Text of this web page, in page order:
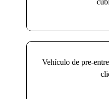
Vehículo de pre-